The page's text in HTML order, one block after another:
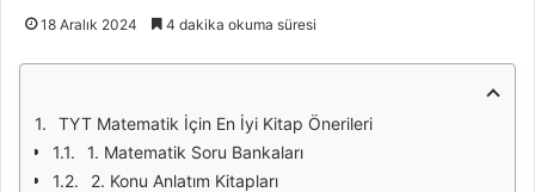
18 Aralık 2024 4 dakika okuma süresi
TYT Matematik İçin En İyi Kitap Önerileri
1. Matematik Soru Bankaları
2. Konu Anlatım Kitapları